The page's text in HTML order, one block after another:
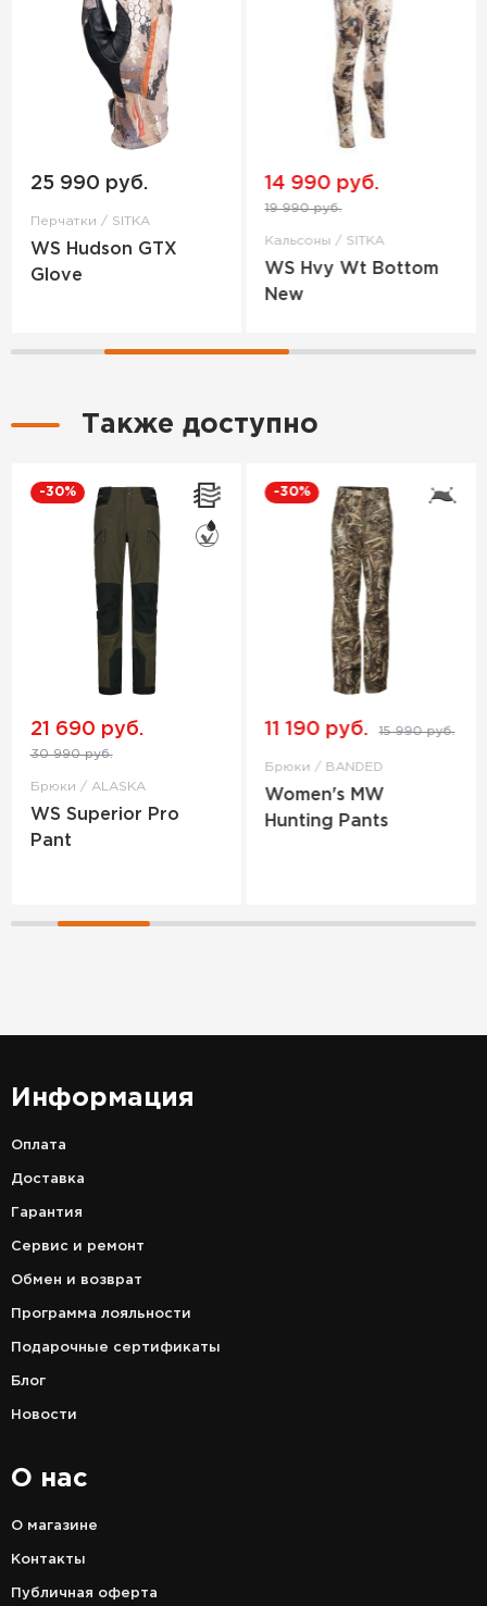
14 990 руб.
Кальсоны / SITKA
WS Hvy Wt Bottom
43 990 руб.
Ws Traverse Hoody
Также доступно
-30%
11 190 руб.
Women's MW
Hunting Pants
-30%
11 190 руб. 15 990 руб.
Брюки / BANDED
Women's MW
Hunting Pants
Информация
Оплата
Доставка
Гарантия
Сервис и ремонт
Обмен и возврат
Программа лояльности
Подарочные сертификаты
Блог
Новости
О нас
О магазине
Контакты
Публичная оферта